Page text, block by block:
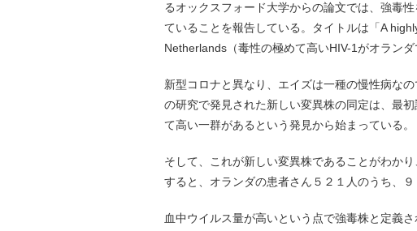
るオックスフォード大学からの論文では、強毒
ていることを報告している。タイトルは「A
Netherlands（毒性の極めて高いHIV-1がオランダ
新型コロナと異なり、エイズは一種の慢性病な
の研究で発見された新しい変異株の同定は、最
て高い一群があるという発見から始まっている。
そして、これが新しい変異株であることがわか
すると、オランダの患者さん５２１人のうち、
血中ウイルス量が高いという点で強毒株と定義